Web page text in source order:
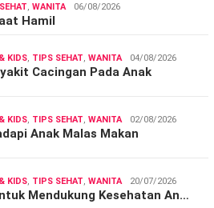
, WANITA 06/08/2026
Hamil
KIDS, TIPS SEHAT, WANITA 04/08/2026
Cacingan Pada Anak
KIDS, TIPS SEHAT, WANITA 02/08/2026
Anak Malas Makan
KIDS, TIPS SEHAT, WANITA 20/07/2026
Mendukung Kesehatan An…